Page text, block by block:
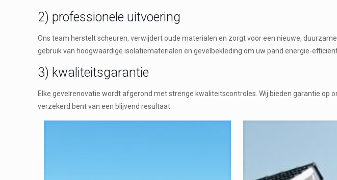
2) professionele uitvoering
Ons team herstelt scheuren, verwijdert oude materialen en zorgt voor een nieuwe,
gebruik van hoogwaardige isolatiematerialen en gevelbekleding om uw pand energie-
3) kwaliteitsgarantie
Elke gevelrenovatie wordt afgerond met strenge kwaliteitscontroles. Wij bieden garantie op
verzekerd bent van een blijvend resultaat.